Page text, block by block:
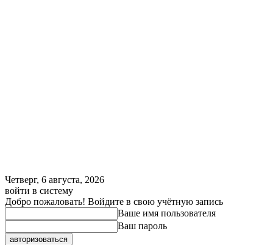
Четверг, 6 августа, 2026
войти в систему
Добро пожаловать! Войдите в свою учётную запись
Ваше имя пользователя
Ваш пароль